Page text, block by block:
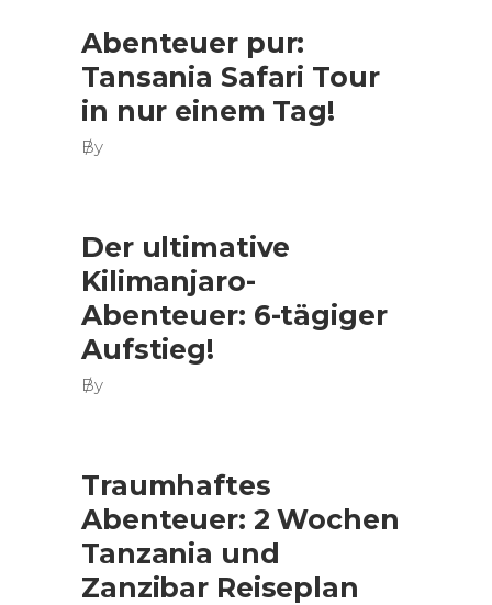
Abenteuer pur:
Tansania Safari Tour
in nur einem Tag!
By
Der ultimative
Kilimanjaro-
Abenteuer: 6-tägiger
Aufstieg!
By
Traumhaftes
Abenteuer: 2 Wochen
Tanzania und
Zanzibar Reiseplan